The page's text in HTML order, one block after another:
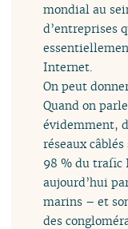
mondial au
d’entreprises
Internet.
On peut
Quand on
évidemment,
réseaux
98 % du trafic
aujourd’hui
marins – et
des